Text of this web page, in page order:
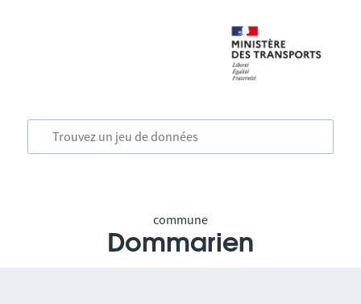
commune
Dommarien